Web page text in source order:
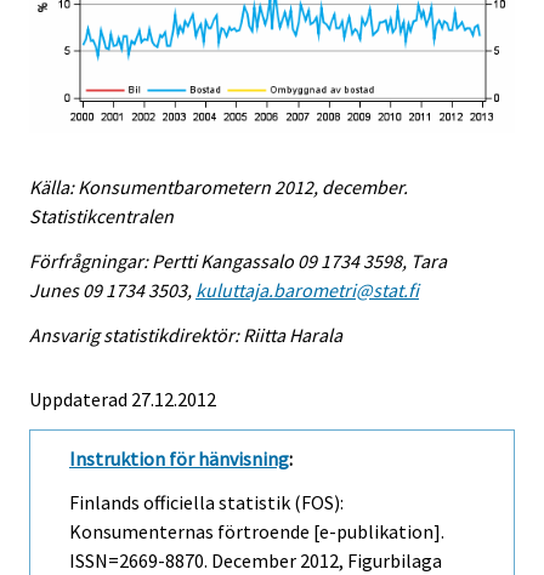
Källa: Konsumentbarometern 2012, december.
Statistikcentralen
Förfrågningar: Pertti Kangassalo 09 1734 3598, Tara
Junes 09 1734 3503, kuluttaja.barometri@stat.fi
Ansvarig statistikdirektör: Riitta Harala
Uppdaterad 27.12.2012
Instruktion för hänvisning:
Finlands officiella statistik (FOS):
Konsumenternas förtroende [e-publikation].
ISSN=2669-8870. December 2012, Figurbilaga